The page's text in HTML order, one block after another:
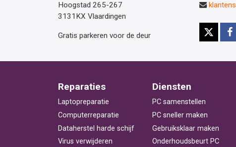
Hoogstad 265-267
3131KX Vlaardingen
Gratis parkeren voor de deur
Reparaties
Laptopreparatie
Computerreparatie
Dataherstel harde schijf
Virus verwijderen
Diensten
PC samenstellen
PC sneller maken
Gebruiksklaar maken
Onderhoudsbeurt PC